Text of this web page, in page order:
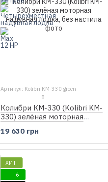
Артикул: Kolibri KM-330 green
8
Колибри КМ-330 (Kolibri KM-
330) зелёная моторная
19 630 грн
ХИТ
6